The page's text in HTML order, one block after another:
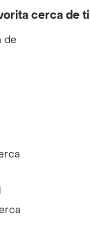
cerca de ti
de